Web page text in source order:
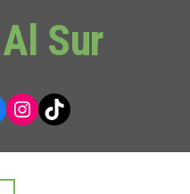
Sur
Instagram
TikTok